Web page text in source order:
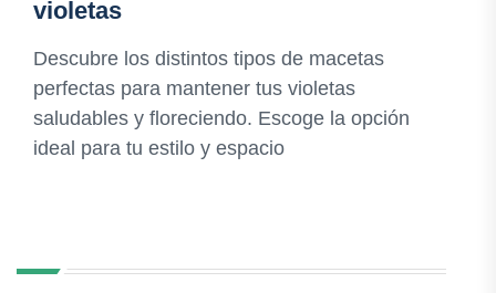
violetas
Descubre los distintos tipos de macetas
perfectas para mantener tus violetas
saludables y floreciendo. Escoge la opción
ideal para tu estilo y espacio